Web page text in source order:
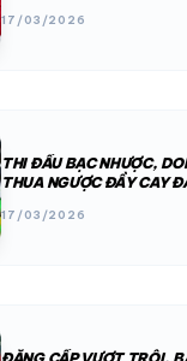
17/03/2026
THI ĐẤU BẠC NHƯỢC,
THUA NGƯỢC ĐẦY CAY
17/03/2026